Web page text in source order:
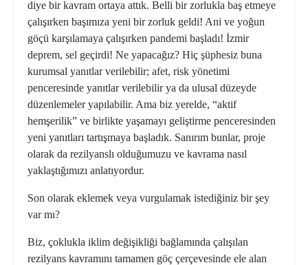
diye bir kavram ortaya attık. Belli bir zorlukla baş etmeye
çalışırken başımıza yeni bir zorluk geldi! Ani ve yoğun
göçü karşılamaya çalışırken pandemi başladı! İzmir
deprem, sel geçirdi! Ne yapacağız? Hiç şüphesiz buna
kurumsal yanıtlar verilebilir; afet, risk yönetimi
penceresinde yanıtlar verilebilir ya da ulusal düzeyde
düzenlemeler yapılabilir. Ama biz yerelde, “aktif
hemşerilik” ve birlikte yaşamayı geliştirme penceresinden
yeni yanıtları tartışmaya başladık. Sanırım bunlar, proje
olarak da rezilyanslı olduğumuzu ve kavrama nasıl
yaklaştığımızı anlatıyordur.
Son olarak eklemek veya vurgulamak istediğiniz bir şey
var mı?
Biz, çoklukla iklim değişikliği bağlamında çalışılan
rezilyans kavramını tamamen göç çerçevesinde ele alan